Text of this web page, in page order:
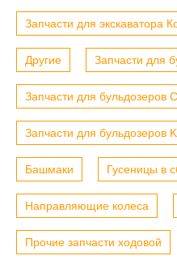
Запчасти для экскаватора
Другие Запчасти для
Запчасти для бульдозеров
Запчасти для бульдозеров
Башмаки Гусеницы в
Направляющие колеса
Прочие запчасти ходовой